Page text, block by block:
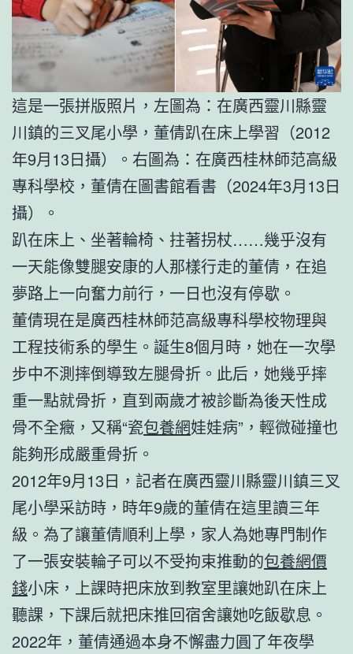
這是一張拼版照片，左圖為：在廣西靈川縣靈
川鎮的三叉尾小學，董倩趴在床上學習（2012
年9月13日攝）。右圖為：在廣西桂林師范高級
專科學校，董倩在圖書館看書（2024年3月13日
攝）。
趴在床上、坐著輪椅、拄著拐杖……幾乎沒有
一天能像雙腿安康的人那樣行走的董倩，在追
夢路上一向奮力前行，一日也沒有停歇。
董倩現在是廣西桂林師范高級專科學校物理與
工程技術系的學生。誕生8個月時，她在一次學
步中不測摔倒導致左腿骨折。此后，她幾乎摔
重一點就骨折，直到兩歲才被診斷為後天性成
骨不全癥，又稱“瓷包養網娃娃病”，輕微碰撞也
能夠形成嚴重骨折。
2012年9月13日，記者在廣西靈川縣靈川鎮三叉
尾小學采訪時，時年9歲的董倩在這里讀三年
級。為了讓董倩順利上學，家人為她專門制作
了一張安裝輪子可以不受拘束推動的包養網價
錢小床，上課時把床放到教室里讓她趴在床上
聽課，下課后就把床推回宿舍讓她吃飯歇息。
2022年，董倩通過本身不懈盡力圓了年夜學